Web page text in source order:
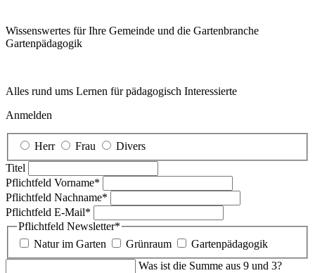
Wissenswertes für Ihre Gemeinde und die Gartenbranche
Garten­pädagogik
Alles rund ums Lernen für pädagogisch Interessierte
Anmelden
Herr Frau
Divers
Titel
Pflichtfeld Vorname*
Pflichtfeld Nachname*
Pflichtfeld E-Mail*
Pflichtfeld Newsletter*
Natur im Garten
Grünraum
Gartenpädagogik
Was ist die Summe aus 9 und 3?